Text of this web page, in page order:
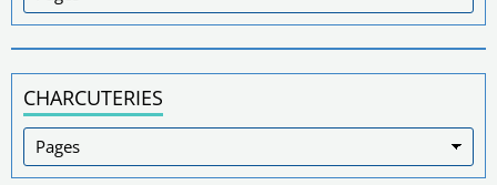
CHARCUTERIES